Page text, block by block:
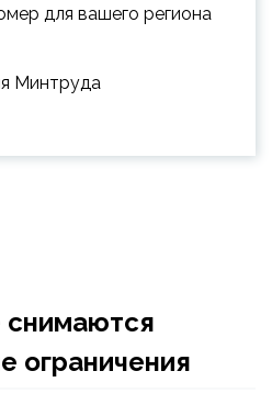
для вашего региона
Минтруда
ограничения